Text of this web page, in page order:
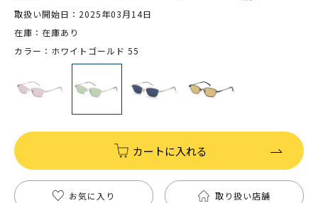
取扱い開始日：2025年03月14日
在庫：在庫あり
カラー：ホワイトゴールド 55
カートに入れる
お気に入り 取り扱い店舗